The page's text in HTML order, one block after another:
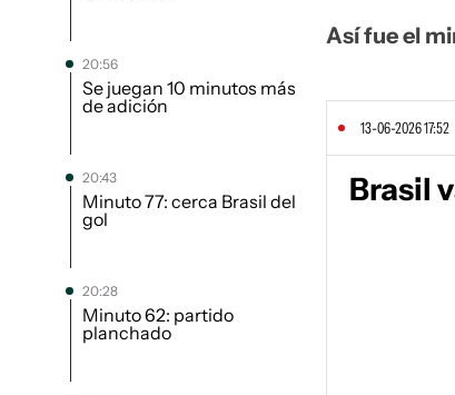
20:56
Se juegan 10 minutos más
de adición
20:43
Minuto 77: cerca Brasil del
gol
20:28
Minuto 62: partido
planchado
Así fue el
13-06-2026 17:52
Brasil